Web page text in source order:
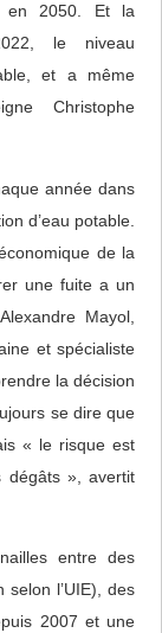
en 2050. Et la
le niveau
et a même
Christophe
année dans
d’eau potable.
de la
une fuite a un
Mayol,
et spécialiste
la décision
se dire que
« le risque est
dégâts », avertit
entre des
selon l’UIE), des
2007 et une